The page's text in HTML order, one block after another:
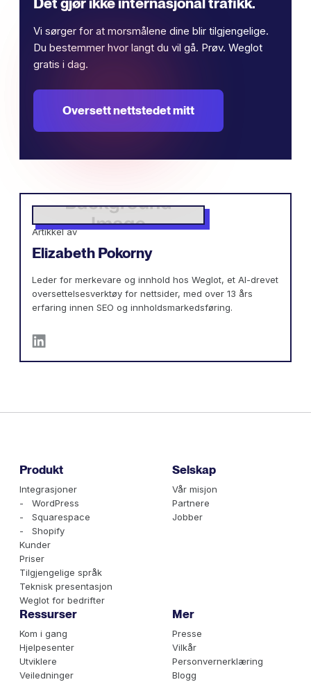
Vi sørger for at morsmålene dine blir tilgjengelige.
Du bestemmer hvor langt du vil gå. Prøv. Weglot
gratis i dag.
Oversett nettstedet mitt
Artikkel av
Elizabeth Pokorny
Leder for merkevare og innhold hos Weglot, et AI-drevet
oversettelsesverktøy for nettsider, med over 13 års
erfaring innen SEO og innholdsmarkedsføring.
Produkt
Integrasjoner
- WordPress
- Squarespace
- Shopify
Kunder
Priser
Tilgjengelige språk
Teknisk presentasjon
Weglot for bedrifter
Selskap
Vår misjon
Partnere
Jobber
Ressurser
Kom i gang
Hjelpesenter
Utviklere
Veiledninger
Mer
Presse
Vilkår
Personvernerklæring
Blogg